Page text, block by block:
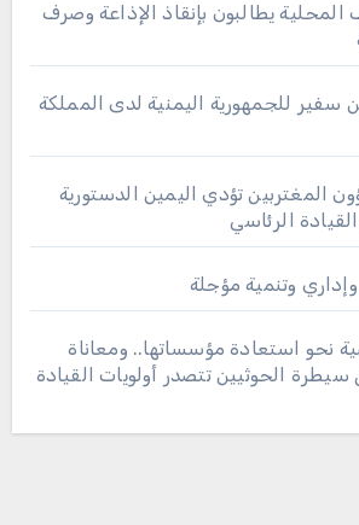
يطالبون بإنقاذ الإذاعة وصرف
سفير للجمهورية اليمنية لدى المملكة
المغتربين تؤدي اليمين الدستورية
الرئاسي
وتنمية مؤجلة
نحو استعادة مؤسساتها.. ومعاناة
سيطرة الحوثيين تتصدر أولويات القيادة